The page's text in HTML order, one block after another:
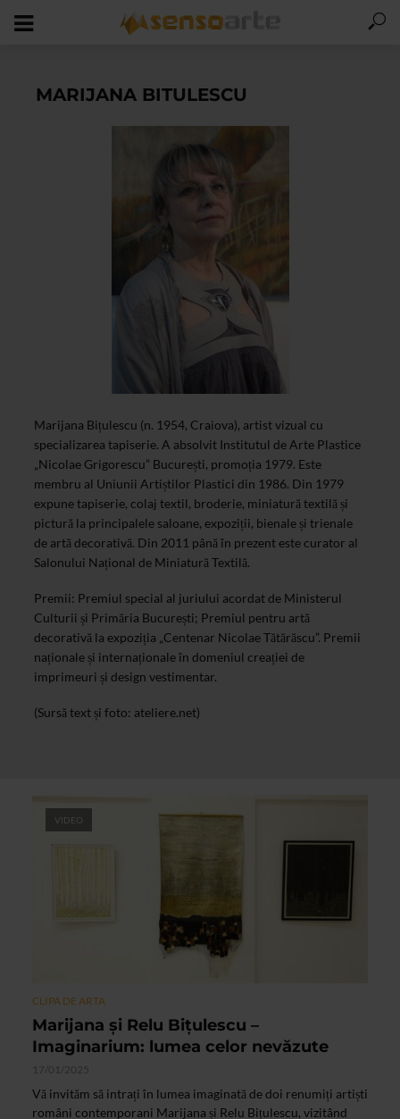
MARIJANA BITULESCU
Marijana Bițulescu (n. 1954, Craiova), artist vizual cu
specializarea tapiserie. A absolvit Institutul de Arte Plastice
„Nicolae Grigorescu” București, promoția 1979. Este
membru al Uniunii Artiștilor Plastici din 1986. Din 1979
expune tapiserie, colaj textil, broderie, miniatură textilă și
pictură la principalele saloane, expoziții, bienale și trienale
de artă decorativă. Din 2011 până în prezent este curator al
Salonului Național de Miniatură Textilă.
Premii: Premiul special al juriului acordat de Ministerul
Culturii și Primăria București; Premiul pentru artă
decorativă la expoziția „Centenar Nicolae Tătărăscu”. Premii
naționale și internaționale în domeniul creației de
imprimeuri și design vestimentar.
(Sursă text și foto: ateliere.net)
VIDEO
CLIPA DE ARTA
Marijana și Relu Bițulescu –
Imaginarium: lumea celor nevăzute
17/01/2025
Vă invităm să intrați în lumea imaginată de doi renumiți artiști
români contemporani Marijana și Relu Bițulescu, vizitând